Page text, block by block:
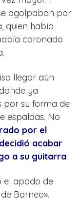
agolpaban por
quien había
coronado
llegar aún
ya
por su forma de
espaldas. No
por el
acabar
a su guitarra.
el apodo de
Borneo».